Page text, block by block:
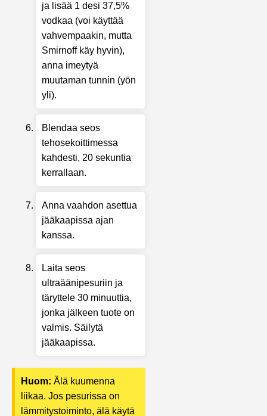
ja lisää 1 desi 37,5%
vodkaa (voi käyttää
vahvempaakin, mutta
Smirnoff käy hyvin),
anna imeytyä
muutaman tunnin (yön
yli).
Blendaa seos
tehosekoittimessa
kahdesti, 20 sekuntia
kerrallaan.
Anna vaahdon asettua
jääkaapissa ajan
kanssa.
Laita seos
ultraäänipesuriin ja
täryttele 30 minuuttia,
jonka jälkeen tuote on
valmis. Säilytä
jääkaapissa.
Huom: Älä kuumenna
liikaa. Jos pesurissa on
lämmitystoiminto, älä käytä